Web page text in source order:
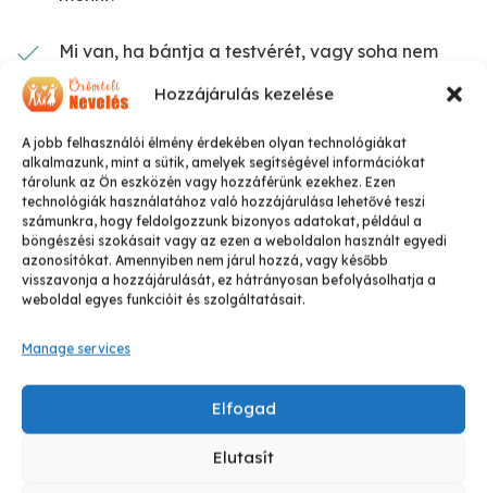
Hozzájárulás kezelése
A jobb felhasználói élmény érdekében olyan technológiákat
alkalmazunk, mint a sütik, amelyek segítségével információkat
tárolunk az Ön eszközén vagy hozzáférünk ezekhez. Ezen
technológiák használatához való hozzájárulása lehetővé teszi
számunkra, hogy feldolgozzunk bizonyos adatokat, például a
böngészési szokásait vagy az ezen a weboldalon használt egyedi
azonosítókat. Amennyiben nem járul hozzá, vagy később
visszavonja a hozzájárulását, ez hátrányosan befolyásolhatja a
weboldal egyes funkcióit és szolgáltatásait.
Manage services
Elfogad
Elutasít
Mi van, ha bántja a testvérét, vagy soha nem
akar elaludni egyedül?
Hogy neveljem, ha elváltam?
Telis-tele van azonnal alkalmazható
gyereknevelési tanácsokkal.
Elméleti okoskodások helyett gyakorlatias,
azonnal alkalmazható technikákat kapsz
problémáidra.
tanácsokat, visszatér a családi béke.